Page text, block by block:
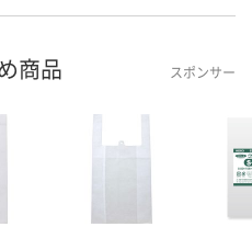
商品 スポンサー